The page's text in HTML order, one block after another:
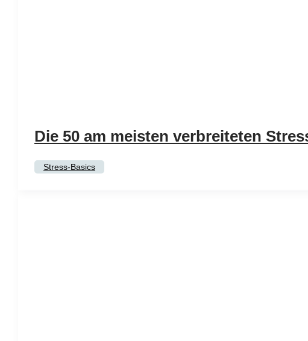
Die 50 am meisten verbreiteten
Stress-Basics